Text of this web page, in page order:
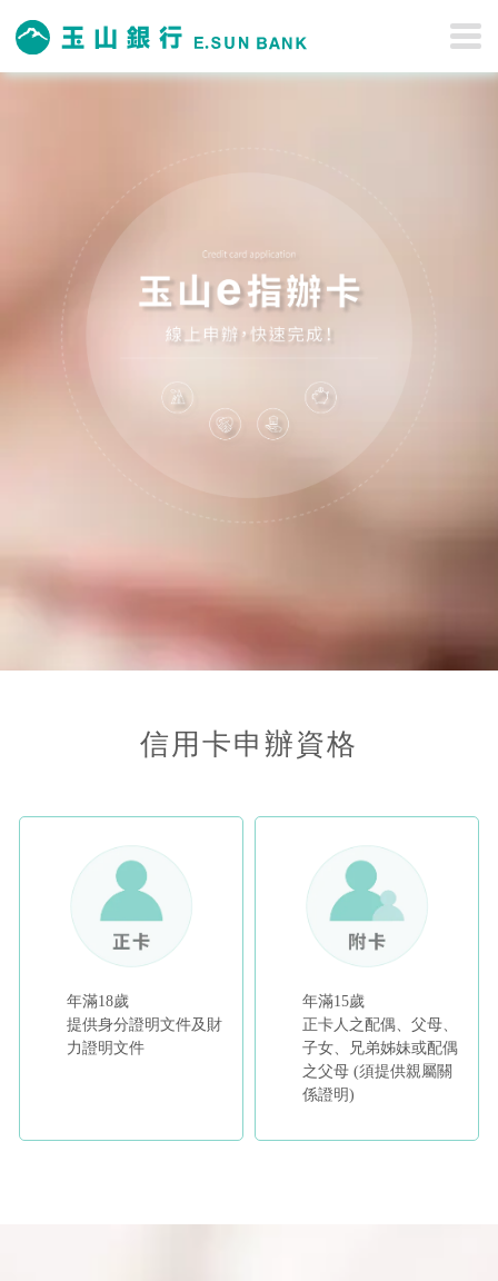
信用卡申辦資格
年滿18歲
提供身分證明文件及財
力證明文件
年滿15歲
正卡人之配偶、父母、
子女、兄弟姊妹或配偶
之父母 (須提供親屬關
係證明)